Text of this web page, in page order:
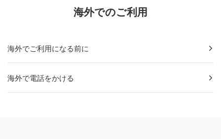
海外でのご利用
海外でご利用になる前に
海外で電話をかける